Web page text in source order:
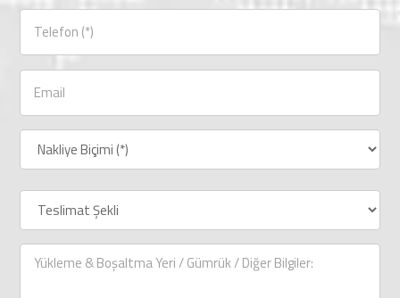
Yükleme